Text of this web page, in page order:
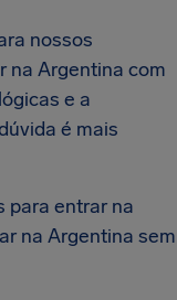
nossos
na Argentina com
e a
é mais
para entrar na
na Argentina sem